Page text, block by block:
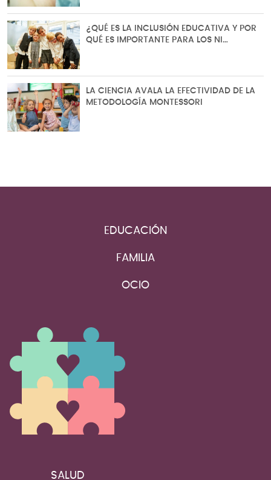
¿QUÉ ES LA INCLUSIÓN EDUCATIVA Y POR
QUÉ ES IMPORTANTE PARA LOS NI…
LA CIENCIA AVALA LA EFECTIVIDAD DE LA
METODOLOGÍA MONTESSORI
EDUCACIÓN
FAMILIA
OCIO
SALUD